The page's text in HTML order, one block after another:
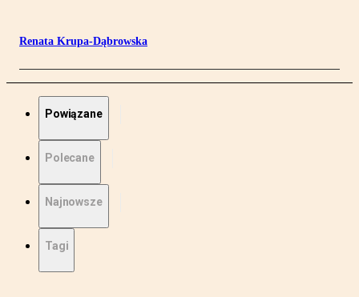
Renata Krupa-Dąbrowska
Powiązane
Polecane
Najnowsze
Tagi